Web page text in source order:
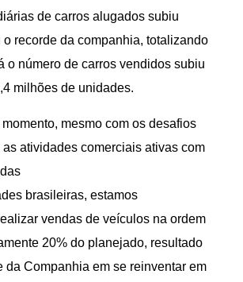
de carros alugados subiu
o recorde da companhia, totalizando
o número de carros vendidos subiu
milhões de unidades.
momento, mesmo com os desafios
as atividades comerciais ativas com
brasileiras, estamos
vendas de veículos na ordem
20% do planejado, resultado
da Companhia em se reinventar em